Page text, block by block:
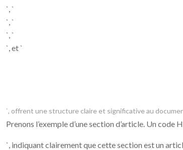
`, `
`, `
`, `
`, et `
`, offrent une structure claire et significative au
Prenons l’exemple d’une section d’article. Un
`, indiquant clairement que cette section est un